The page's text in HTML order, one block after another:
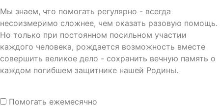
Мы знаем, что помогать регулярно - всегда
несоизмеримо сложнее, чем оказать разовую помощь.
Но только при постоянном посильном участии
каждого человека, рождается возможность вместе
совершить великое дело - сохранить вечную память о
каждом погибшем защитнике нашей Родины.
Помогать ежемесячно